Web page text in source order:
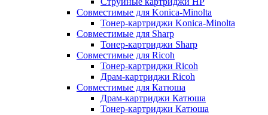
Совместимые для Konica-Minolta
Тонер-картриджи Konica-Minolta
Совместимые для Sharp
Тонер-картриджи Sharp
Совместимые для Ricoh
Тонер-картриджи Ricoh
Драм-картриджи Ricoh
Совместимые для Катюша
Драм-картриджи Катюша
Тонер-картриджи Катюша